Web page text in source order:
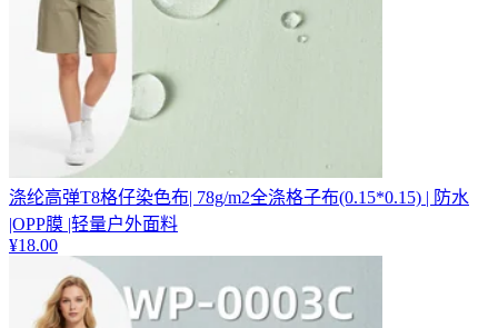
涤纶高弹T8格仔染色布| 78g/m2全涤格子布(0.15*0.15) | 防水
|OPP膜 |轻量户外面料
¥18.00